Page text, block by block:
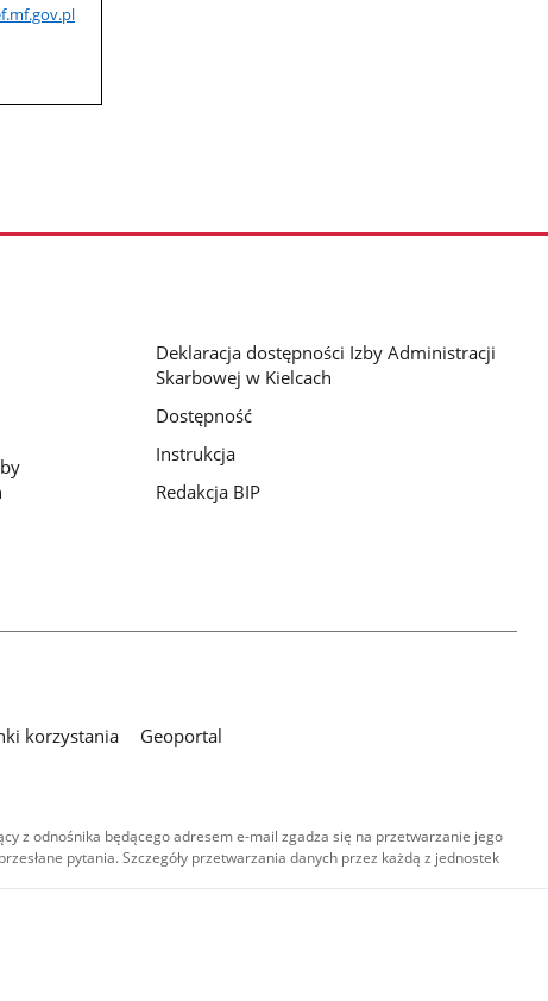
Deklaracja dostępności Izby Administracji
Skarbowej w Kielcach
Dostępność
Instrukcja
Redakcja BIP
korzystania
Geoportal
z odnośnika będącego adresem e-mail zgadza się na przetwarzanie jego
pytania. Szczegóły przetwarzania danych przez każdą z jednostek
-